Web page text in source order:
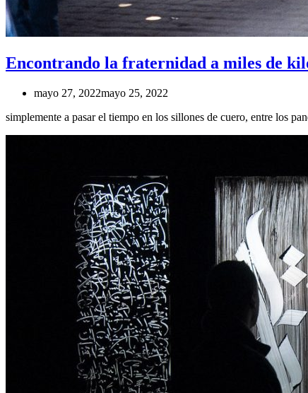
Encontrando la fraternidad a miles de
mayo 27, 2022mayo 25, 2022
simplemente a pasar el tiempo en los sillones de cuero, entre los